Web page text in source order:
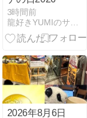
3時間前
2026年8月6日